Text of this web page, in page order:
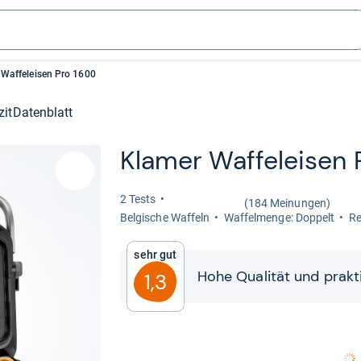
Pro 1600
Datenblatt
Klamer Waf­felei­sen
2 Tests
(184 Meinungen)
Bel­gi­sche Waf­feln
Waf­fel­menge: Dop­pelt
Sehr gut
1,3 Hohe Qua­li­tät und